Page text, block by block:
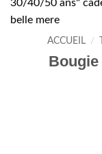
ACCUEIL /